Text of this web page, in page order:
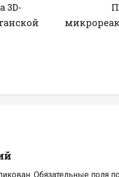
3D-
Обязательные поля